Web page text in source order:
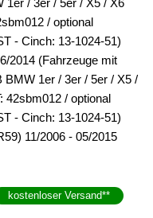
1er / 3er / 5er / X5 / X6
/ optional
- Cinch: 13-1024-51)
2014 (Fahrzeuge mit
1er / 3er / 5er / X5 /
42sbm012 / optional
- Cinch: 13-1024-51)
11/2006 - 05/2015
kostenloser Versand**